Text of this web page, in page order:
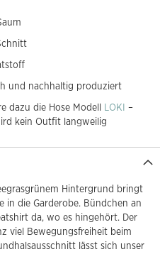
und nachhaltig produziert
dazu die Hose Modell LOKI
–
kein Outfit langweilig
Hintergrund bringt
in die Garderobe. Bündchen an
da, wo es hingehört. Der
viel Bewegungsfreiheit beim
lässt sich unser